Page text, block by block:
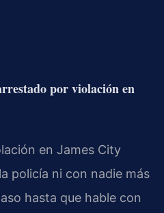
por violación en
en James City
policía ni con nadie más
hasta que hable con